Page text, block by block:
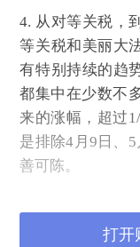
4. 从对等关税，
等关税和美丽大
有特别持续的趋
都集中在少数不
来的涨幅，超过
是排除4月9日、
善可陈。
打开